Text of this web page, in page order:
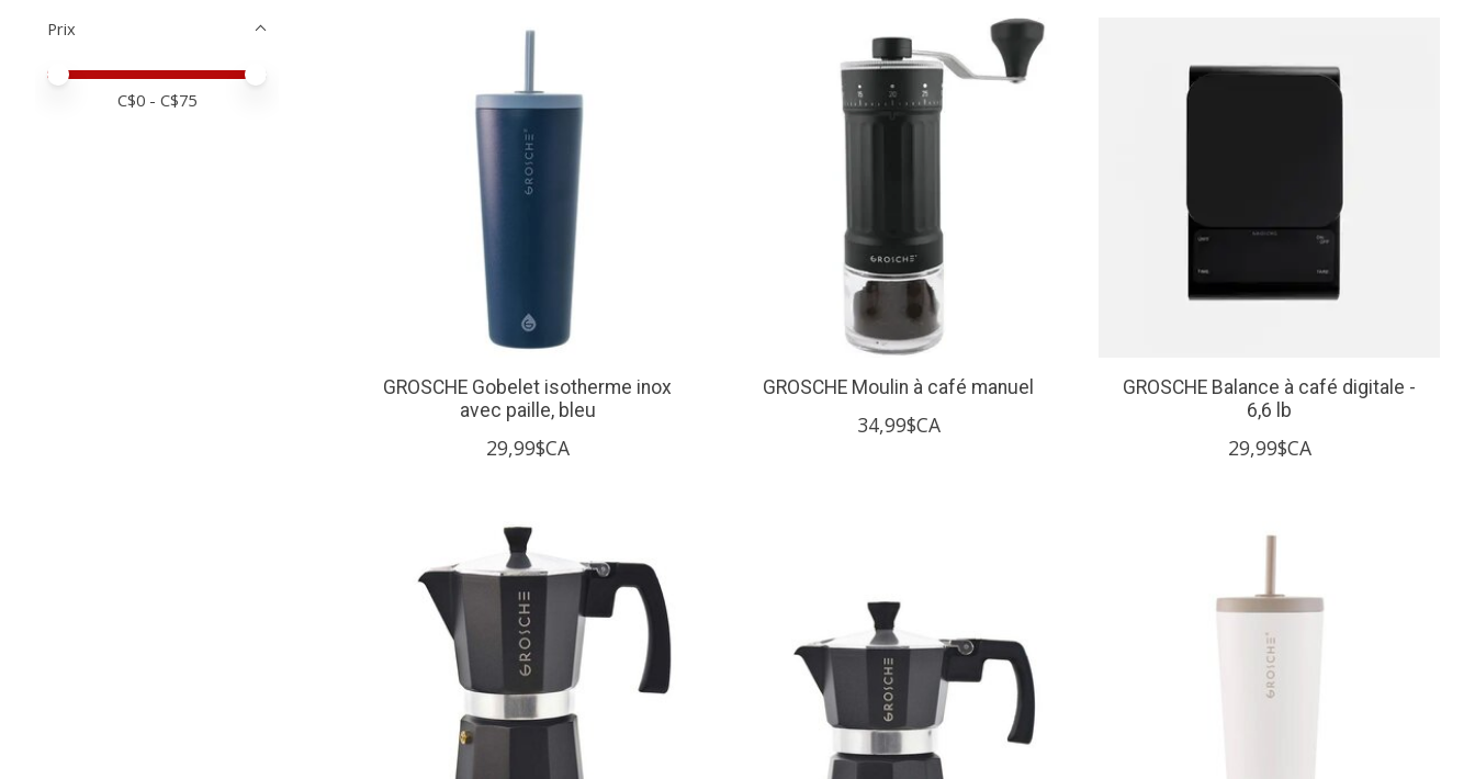
Prix
Prix minimum
Price maximum value
C$0 - C$75
GROSCHE Gobelet isotherme inox
avec paille, bleu
29,99$CA
GROSCHE Moulin à café manuel
34,99$CA
GROSCHE Balance à café digitale -
6,6 lb
29,99$CA